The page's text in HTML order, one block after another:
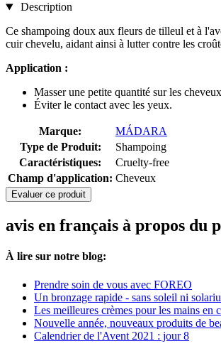
Description
Ce shampoing doux aux fleurs de tilleul et à
cuir chevelu, aidant ainsi à lutter contre les
Application :
Masser une petite quantité sur les
Éviter le contact avec les yeux.
Marque:
MÁDARA
Type de Produit:
Shampoing
Caractéristiques:
Cruelty-free
Champ d'application: Cheveux
Evaluer ce produit
avis en français à propos
À lire sur notre blog:
Prendre soin de vous avec FOREO
Un bronzage rapide - sans soleil ni
Les meilleures crèmes pour les mains en
Nouvelle année, nouveaux produits de
Calendrier de l'Avent 2021 : jour 8